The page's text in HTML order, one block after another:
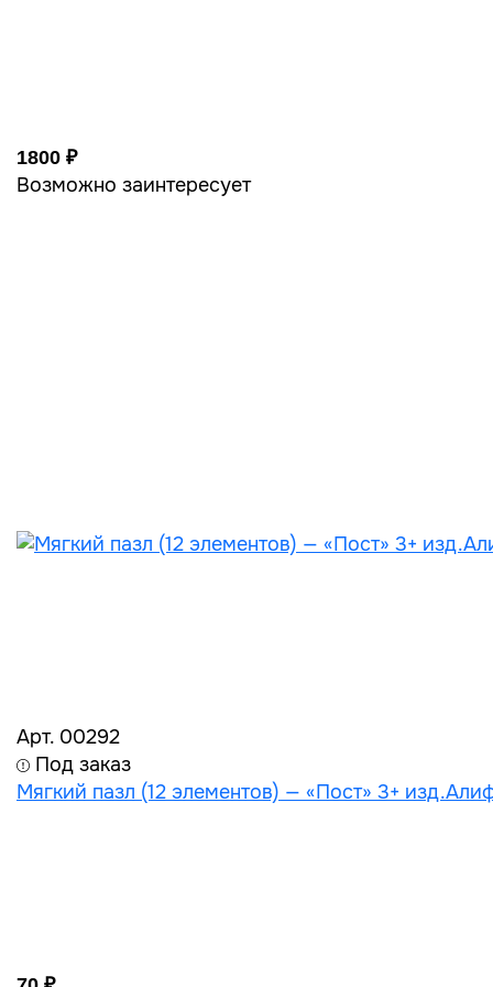
1800 ₽
Возможно заинтересует
Арт. 00292
Под заказ
Мягкий пазл (12 элементов) — «Пост» 3+